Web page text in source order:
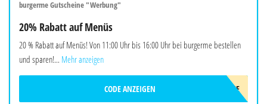
burgerme Gutscheine "Werbung"
20% Rabatt auf Menüs
20 % Rabatt auf Menüs! Von 11:00 Uhr bis 16:00 Uhr bei burgerme bestellen
und sparen!... Mehr anzeigen
LUNCHME
CODE ANZEIGEN